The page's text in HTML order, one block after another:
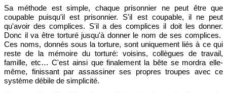
Sa méthode est simple, chaque prisonnier ne peut être que
coupable puisqu'il est prisonnier. S'il est coupable, il ne peut
qu'avoir des complices. S'il a des complices il doit les donner.
Donc il va être torturé jusqu'à donner le nom de ses complices.
Ces noms, donnés sous la torture, sont uniquement liés à ce qui
reste de la mémoire du torturé: voisins, collègues de travail,
famille, etc… C'est ainsi que finalement la bête se mordra elle-
même, finissant par assassiner ses propres troupes avec ce
système débile de simplicité.